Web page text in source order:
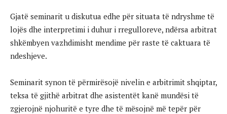
Gjatë seminarit u diskutua edhe për situata të ndryshme të
lojës dhe interpretimi i duhur i rregulloreve, ndërsa arbitrat
shkëmbyen vazhdimisht mendime për raste të caktuara të
ndeshjeve.
Seminarit synon të përmirësojë nivelin e arbitrimit shqiptar,
teksa të gjithë arbitrat dhe asistentët kanë mundësi të
zgjerojnë njohuritë e tyre dhe të mësojnë më tepër për